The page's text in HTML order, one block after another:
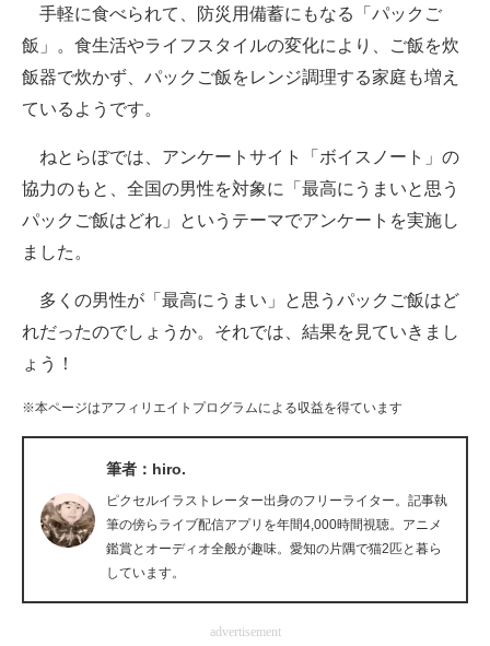
ITの今と未来を見通す
スマホと通信の最新トレンド
ビジネスと働き方のヒント
経営リーダーのコミュニティ
マーケ×ITの今がよく分かる
ITエンジニア向け専門サイト
企業向けIT製品の総合サイト
IT製品の技術・比較・事例
製造業のIT導入・活用を支援
手軽に食べられて、防災用備蓄にもなる「パックご
飯」。食生活やライフスタイルの変化により、ご飯を炊
飯器で炊かず、パックご飯をレンジ調理する家庭も増え
ているようです。
ねとらぼでは、アンケートサイト「ボイスノート」の
協力のもと、全国の男性を対象に「最高にうまいと思う
パックご飯はどれ」というテーマでアンケートを実施し
ました。
多くの男性が「最高にうまい」と思うパックご飯はど
れだったのでしょうか。それでは、結果を見ていきまし
ょう！
※本ページはアフィリエイトプログラムによる収益を得ています
筆者：hiro.
ピクセルイラストレーター出身のフリーライター。記事執
筆の傍らライブ配信アプリを年間4,000時間視聴。アニメ
鑑賞とオーディオ全般が趣味。愛知の片隅で猫2匹と暮ら
しています。
advertisement